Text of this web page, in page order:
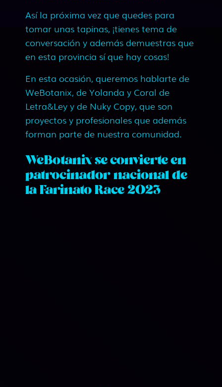
Así la próxima vez que quedes para
tomar unas tapinas, ¡tienes tema de
conversación y además demuestras que
en esta provincia sí que hay cosas!
En esta ocasión, queremos hablarte de
WeBotanix, de Yolanda y Coral de
Letra&Ley y de Nuky Copy, que son
proyectos y profesionales que además
forman parte de nuestra comunidad.
WeBotanix se convierte en
patrocinador nacional de
la Farinato Race 2023